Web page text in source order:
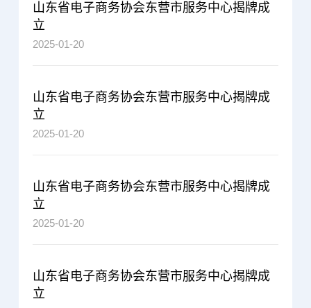
山东省电子商务协会东营市服务中心揭牌成
立
2025-01-20
山东省电子商务协会东营市服务中心揭牌成
立
2025-01-20
山东省电子商务协会东营市服务中心揭牌成
立
2025-01-20
山东省电子商务协会东营市服务中心揭牌成
立